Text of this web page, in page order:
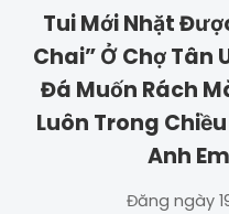
Tui Mới Nhặt
Chai” Ở Chợ Tân
Đá Muốn Rách
Luôn Trong
Anh
Đăng ngày